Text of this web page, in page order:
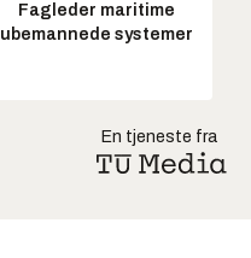
Fagleder maritime
ubemannede systemer
En tjeneste fra